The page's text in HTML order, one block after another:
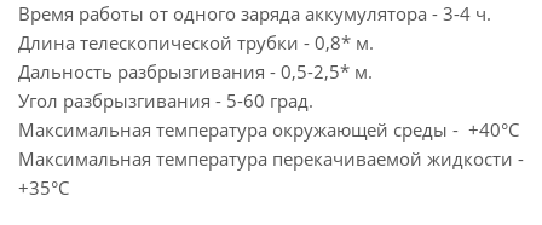
Время работы от одного заряда аккумулятора - 3-4 ч.
Длина телескопической трубки - 0,8* м.
Дальность разбрызгивания - 0,5-2,5* м.
Угол разбрызгивания - 5-60 град.
Максимальная температура окружающей среды - +40°С
Максимальная температура перекачиваемой жидкости -
+35°С